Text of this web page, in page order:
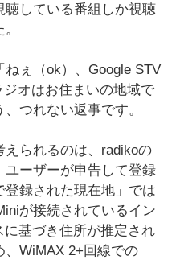
している番組しか視聴
ぇ（ok）、Google STV
オはお住まいの地域で
つれない返事です。
えられるのは、radikoの
ーザーが申告して登録
登録された現在地」では
が接続されているイン
基づき住所が推定され
、WiMAX 2+回線での